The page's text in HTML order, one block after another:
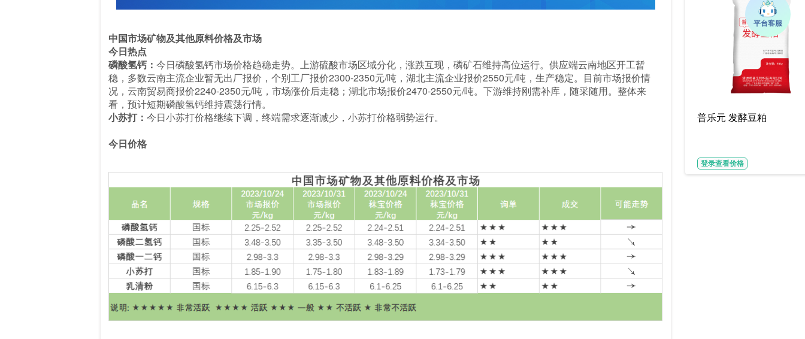
中国市场矿物及其他原料价格及市场
今日热点
磷酸氢钙： 今日磷酸氢钙市场价格趋稳走势。上游硫酸市场区域分化，涨跌互现，磷矿石维持高位运行。供应端云南地区开工暂
稳，多数云南主流企业暂无出厂报价，个别工厂报价2300-2350元/吨，湖北主流企业报价2550元/吨，生产稳定。目前市场报价情
况，云南贸易商报价2240-2350元/吨，市场涨价后走稳；湖北市场报价2470-2550元/吨。下游维持刚需补库，随采随用。整体来
看，预计短期磷酸氢钙维持震荡行情。
小苏打： 今日小苏打价格继续下调，终端需求逐渐减少，小苏打价格弱势运行。
今日价格
普乐元 发酵豆粕
登录查看价格